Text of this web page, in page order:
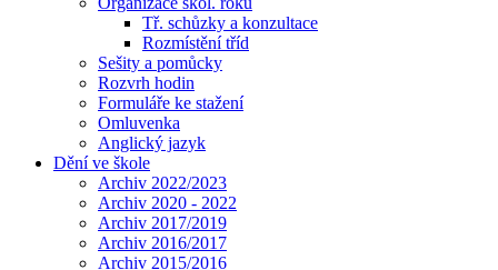
Tř. schůzky a konzultace
Rozmístění tříd
Sešity a pomůcky
Rozvrh hodin
Formuláře ke stažení
Omluvenka
Anglický jazyk
Dění ve škole
Archiv 2022/2023
Archiv 2020 - 2022
Archiv 2017/2019
Archiv 2016/2017
Archiv 2015/2016